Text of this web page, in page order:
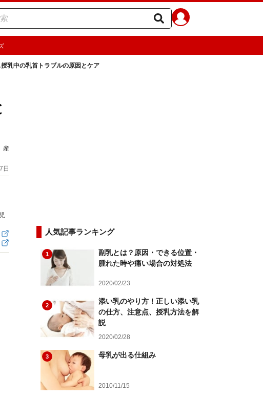
乳中の乳首トラブルの原因とケア
産
日
人気記事ランキング
1
副乳とは？原因・できる位置・
腫れた時や痛い場合の対処法
2020/02/23
2
添い乳のやり方！正しい添い乳
の仕方、注意点、授乳方法を解
説
2020/02/28
3 母乳が出る仕組み
2010/11/15